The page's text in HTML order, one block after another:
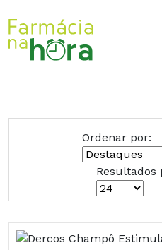
Ordenar por:
Resultados